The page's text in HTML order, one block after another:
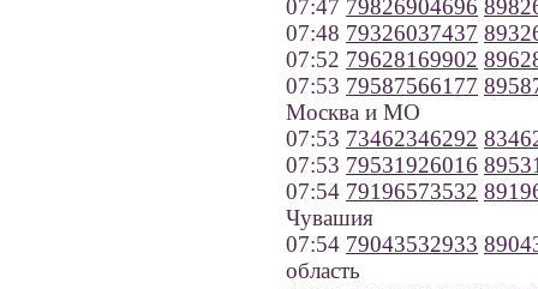
07:47 79826904696
07:48 79326037437
07:52 79628169902
07:53 79587566177
Москва и МО
07:53 73462346292
07:53 79531926016
07:54 79196573532
Чувашия
07:54 79043532933
область